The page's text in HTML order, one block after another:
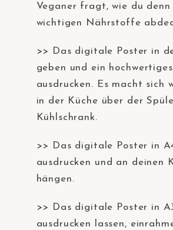
Veganer fragt, wie du denn
wichtigen Nährstoffe
>> Das digitale Poster in
geben und ein
ausdrucken. Es macht sich
in der Küche über der
Kühlschrank.
>> Das digitale Poster in
ausdrucken und an deinen
hängen.
>> Das digitale Poster in
ausdrucken lassen,